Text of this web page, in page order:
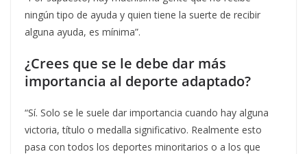
ningún tipo de ayuda y quien tiene la suerte de recibir
alguna ayuda, es mínima”.
¿Crees que se le debe dar más
importancia al deporte adaptado?
“Sí. Solo se le suele dar importancia cuando hay alguna
victoria, título o medalla significativo. Realmente esto
pasa con todos los deportes minoritarios o a los que